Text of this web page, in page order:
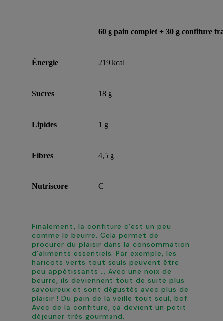
60 g pain complet + 30 g confiture
Énergie 219 kcal
Sucres 18 g
Lipides 1 g
Fibres 4,5 g
Nutriscore C
Finalement, la confiture c’est un peu
comme le beurre. Cela permet de
procurer du plaisir dans la consommation
d’aliments essentiels. Par exemple, les
haricots verts tout seuls peuvent être
peu appétissants … Avec une noix de
beurre, ils deviennent tout de suite plus
savoureux et sont dégustés avec plus de
plaisir ! Du pain de la veille tout seul, bof.
Avec de la confiture, ça devient un petit
déjeuner très gourmand.